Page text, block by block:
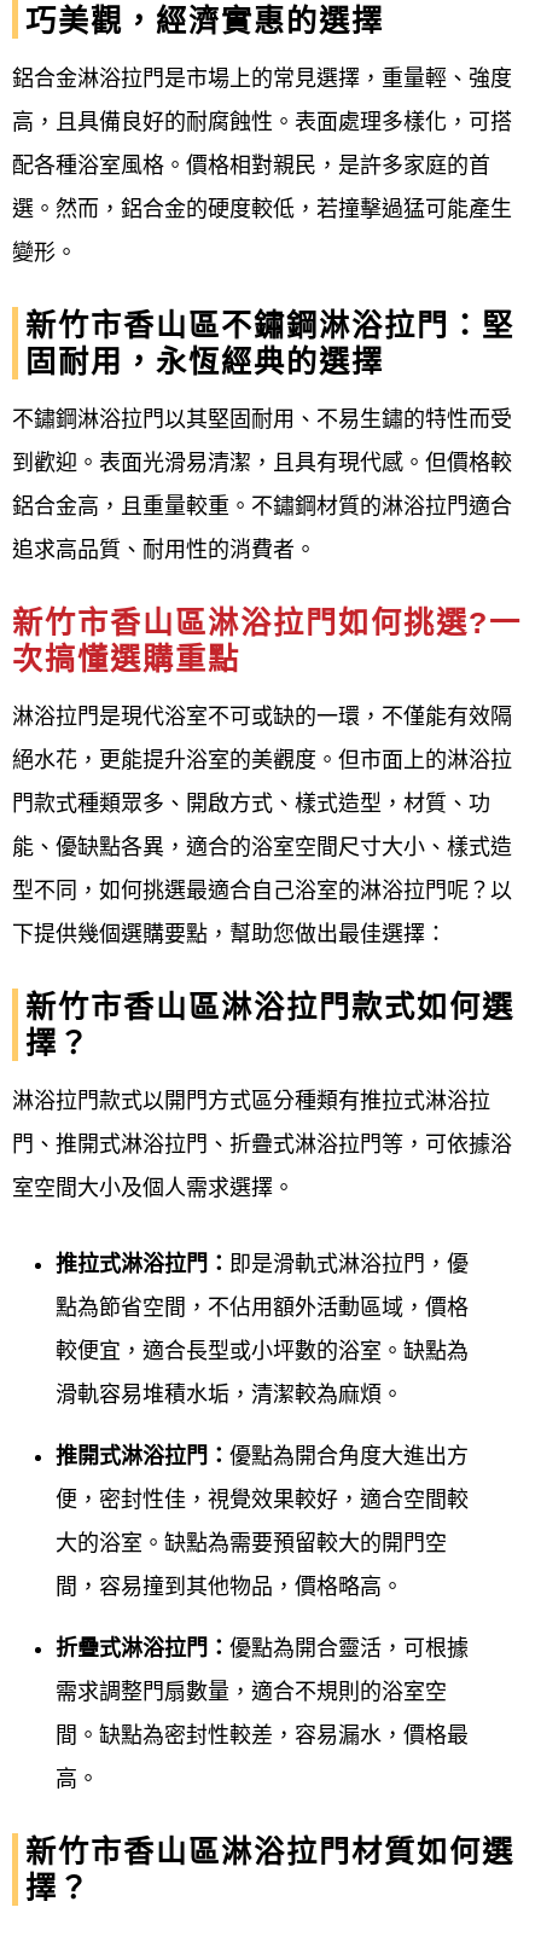
巧美觀，經濟實惠的選擇
鋁合金淋浴拉門是市場上的常見選擇，重量輕、強度
高，且具備良好的耐腐蝕性。表面處理多樣化，可搭
配各種浴室風格。價格相對親民，是許多家庭的首
選。然而，鋁合金的硬度較低，若撞擊過猛可能產生
變形。
新竹市香山區不鏽鋼淋浴拉門：堅
固耐用，永恆經典的選擇
不鏽鋼淋浴拉門以其堅固耐用、不易生鏽的特性而受
到歡迎。表面光滑易清潔，且具有現代感。但價格較
鋁合金高，且重量較重。不鏽鋼材質的淋浴拉門適合
追求高品質、耐用性的消費者。
新竹市香山區淋浴拉門如何挑選?一
次搞懂選購重點
淋浴拉門是現代浴室不可或缺的一環，不僅能有效隔
絕水花，更能提升浴室的美觀度。但市面上的淋浴拉
門款式種類眾多、開啟方式、樣式造型，材質、功
能、優缺點各異，適合的浴室空間尺寸大小、樣式造
型不同，如何挑選最適合自己浴室的淋浴拉門呢？以
下提供幾個選購要點，幫助您做出最佳選擇：
新竹市香山區淋浴拉門款式如何選
擇？
淋浴拉門款式以開門方式區分種類有推拉式淋浴拉
門、推開式淋浴拉門、折疊式淋浴拉門等，可依據浴
室空間大小及個人需求選擇。
推拉式淋浴拉門： 即是滑軌式淋浴拉門，優
點為節省空間，不佔用額外活動區域，價格
較便宜，適合長型或小坪數的浴室。缺點為
滑軌容易堆積水垢，清潔較為麻煩。
推開式淋浴拉門： 優點為開合角度大進出方
便，密封性佳，視覺效果較好，適合空間較
大的浴室。缺點為需要預留較大的開門空
間，容易撞到其他物品，價格略高。
折疊式淋浴拉門： 優點為開合靈活，可根據
需求調整門扇數量，適合不規則的浴室空
間。缺點為密封性較差，容易漏水，價格最
高。
新竹市香山區淋浴拉門材質如何選
擇？